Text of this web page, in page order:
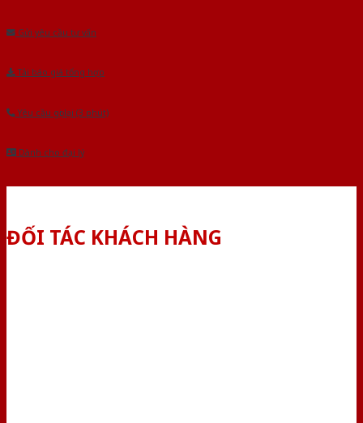
Gửi yêu cầu tư vấn
Tải báo giá tổng hợp
Yêu cầu gọi lại (3 phút)
Dành cho đại lý
ĐỐI TÁC KHÁCH HÀNG